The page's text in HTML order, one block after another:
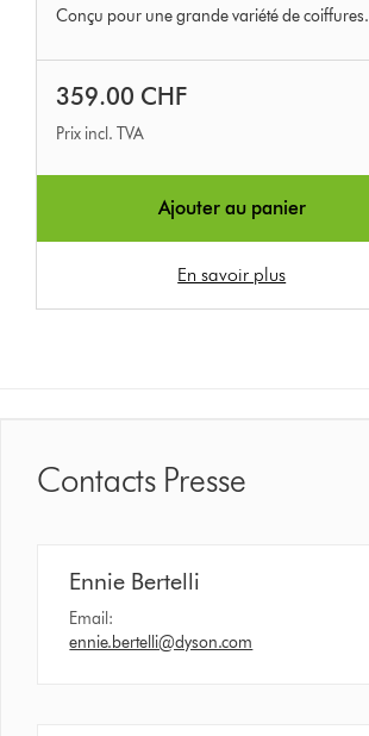
3829
Conçu pour une grande variété de coiffures.
359.00 CHF
Prix incl. TVA
Ajouter au panier
En savoir plus
Contacts Presse
Ennie Bertelli
Email:
ennie.bertelli@dyson.com